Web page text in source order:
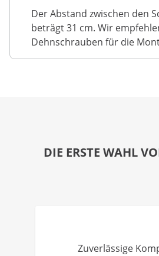
Der Abstand zwischen den
beträgt 31 cm. Wir
Dehnschrauben für die
DIE ERSTE WAHL
Zuverlässige